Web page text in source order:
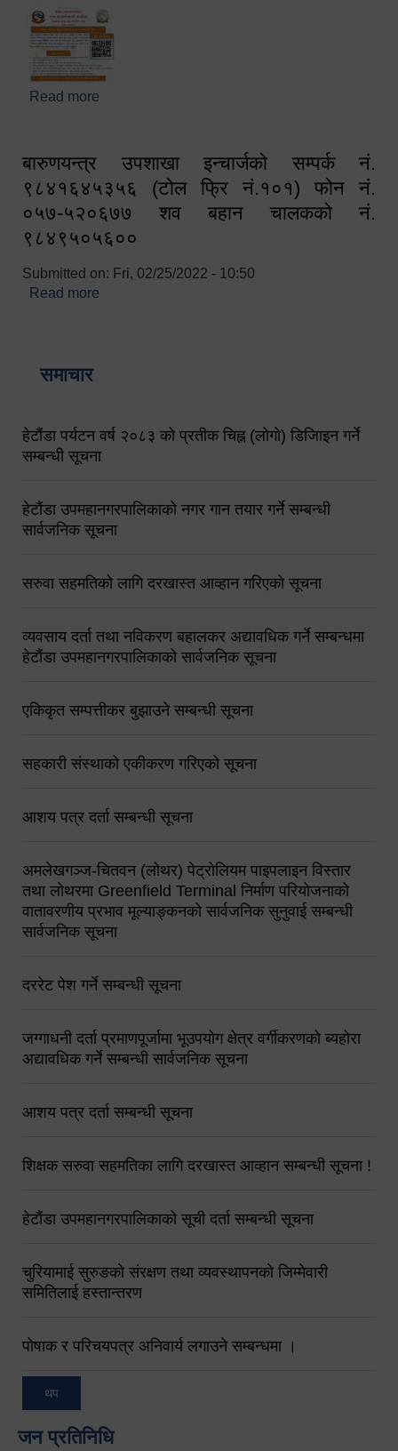
Read more
बारुणयन्त्र उपशाखा इन्चार्जको सम्पर्क नं.
९८४१६४५३५६ (टोल फ्रि नं.१०१) फोन नं.
०५७-५२०६७७ शव बहान चालकको नं.
९८४९५०५६००
Submitted on: Fri, 02/25/2022 - 10:50
Read more
समाचार
हेटौंडा पर्यटन वर्ष २०८३ को प्रतीक चिह्न (लोगो) डिजिाइन गर्ने
सम्बन्धी सूचना
हेटौंडा उपमहानगरपालिकाको नगर गान तयार गर्ने सम्बन्धी
सार्वजनिक सूचना
सरुवा सहमतिको लागि दरखास्त आव्हान गरिएको सूचना
व्यवसाय दर्ता तथा नविकरण बहालकर अद्यावधिक गर्ने सम्बन्धमा
हेटौंडा उपमहानगरपालिकाको सार्वजनिक सूचना
एकिकृत सम्पत्तीकर बुझाउने सम्बन्धी सूचना
सहकारी संस्थाको एकीकरण गरिएको सूचना
आशय पत्र दर्ता सम्बन्धी सूचना
अमलेखगञ्ज-चितवन (लोथर) पेट्रोलियम पाइपलाइन विस्तार
तथा लोथरमा Greenfield Terminal निर्माण परियोजनाको
वातावरणीय प्रभाव मूल्याङ्कनको सार्वजनिक सुनुवाई सम्बन्धी
सार्वजनिक सूचना
दररेट पेश गर्ने सम्बन्धी सूचना
जग्गाधनी दर्ता प्रमाणपूर्जामा भूउपयोग क्षेत्र वर्गीकरणको ब्यहोरा
अद्यावधिक गर्ने सम्बन्धी सार्वजनिक सूचना
आशय पत्र दर्ता सम्बन्धी सूचना
शिक्षक सरुवा सहमतिका लागि दरखास्त आव्हान सम्बन्धी सूचना !
हेटौंडा उपमहानगरपालिकाको सूची दर्ता सम्बन्धी सूचना
चुरियामाई सुरुङको संरक्षण तथा व्यवस्थापनको जिम्मेवारी
समितिलाई हस्तान्तरण
पोषाक र परिचयपत्र अनिवार्य लगाउने सम्बन्धमा ।
थप
जन प्रतिनिधि